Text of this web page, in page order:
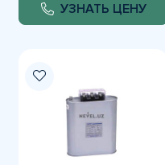
УЗНАТЬ ЦЕНУ